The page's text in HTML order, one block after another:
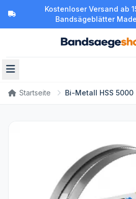
Kostenloser Versand ab
Bandsägeblätter
Startseite Bi-Metall HSS